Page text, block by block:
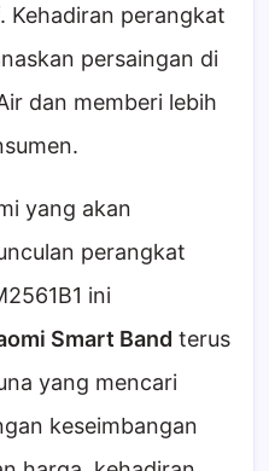
perangkat
persaingan di
dan memberi lebih
yang akan
perangkat
ini
Smart Band terus
yang mencari
keseimbangan